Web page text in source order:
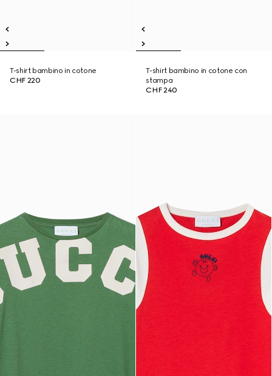
T-shirt bambino in cotone
CHF 220
T-shirt bambino in cotone con
stampa
CHF 240